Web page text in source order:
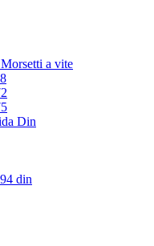
a vite
Din
din